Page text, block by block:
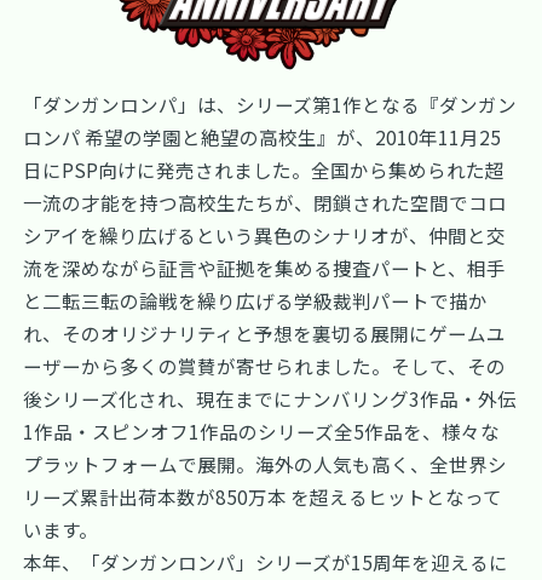
「ダンガンロンパ」は、シリーズ第1作となる『ダンガン
ロンパ 希望の学園と絶望の高校生』が、2010年11月25
日にPSP向けに発売されました。全国から集められた超
一流の才能を持つ高校生たちが、閉鎖された空間でコロ
シアイを繰り広げるという異色のシナリオが、仲間と交
流を深めながら証言や証拠を集める捜査パートと、相手
と二転三転の論戦を繰り広げる学級裁判パートで描か
れ、そのオリジナリティと予想を裏切る展開にゲームユ
ーザーから多くの賞賛が寄せられました。そして、その
後シリーズ化され、現在までにナンバリング3作品・外伝
1作品・スピンオフ1作品のシリーズ全5作品を、様々な
プラットフォームで展開。海外の人気も高く、全世界シ
リーズ累計出荷本数が850万本 を超えるヒットとなって
います。
本年、「ダンガンロンパ」シリーズが15周年を迎えるに